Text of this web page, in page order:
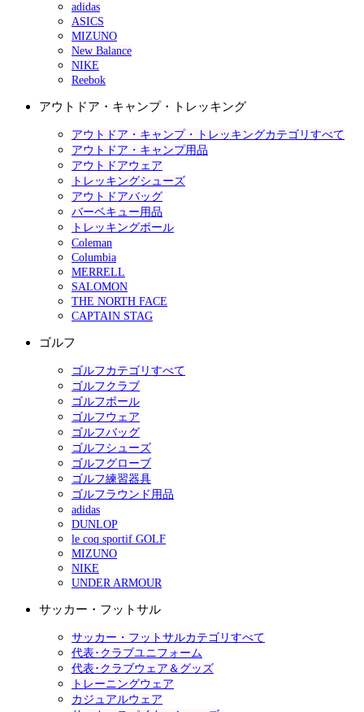
adidas
ASICS
MIZUNO
New Balance
NIKE
Reebok
アウトドア・キャンプ・トレッキング
アウトドア・キャンプ・トレッキングカテゴリすべて
アウトドア・キャンプ用品
アウトドアウェア
トレッキングシューズ
アウトドアバッグ
バーベキュー用品
トレッキングポール
Coleman
Columbia
MERRELL
SALOMON
THE NORTH FACE
CAPTAIN STAG
ゴルフ
ゴルフカテゴリすべて
ゴルフクラブ
ゴルフボール
ゴルフウェア
ゴルフバッグ
ゴルフシューズ
ゴルフグローブ
ゴルフ練習器具
ゴルフラウンド用品
adidas
DUNLOP
le coq sportif GOLF
MIZUNO
NIKE
UNDER ARMOUR
サッカー・フットサル
サッカー・フットサルカテゴリすべて
代表･クラブユニフォーム
代表･クラブウェア＆グッズ
トレーニングウェア
カジュアルウェア